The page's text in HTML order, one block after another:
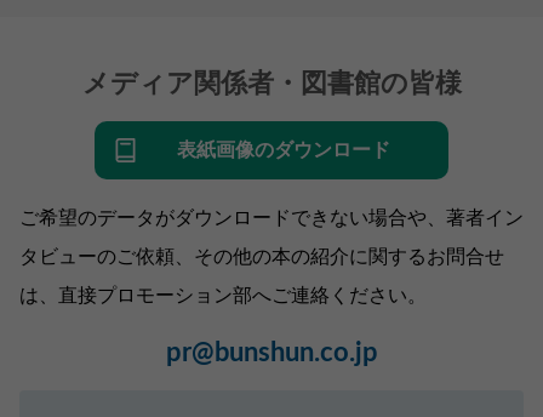
メディア関係者・図書館の皆様
表紙画像のダウンロード
ご希望のデータがダウンロードできない場合や、著者イン
タビューのご依頼、その他の本の紹介に関するお問合せ
は、直接プロモーション部へご連絡ください。
pr@bunshun.co.jp